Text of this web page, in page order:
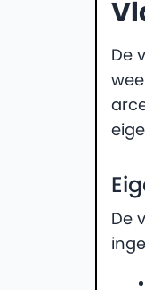
De
De